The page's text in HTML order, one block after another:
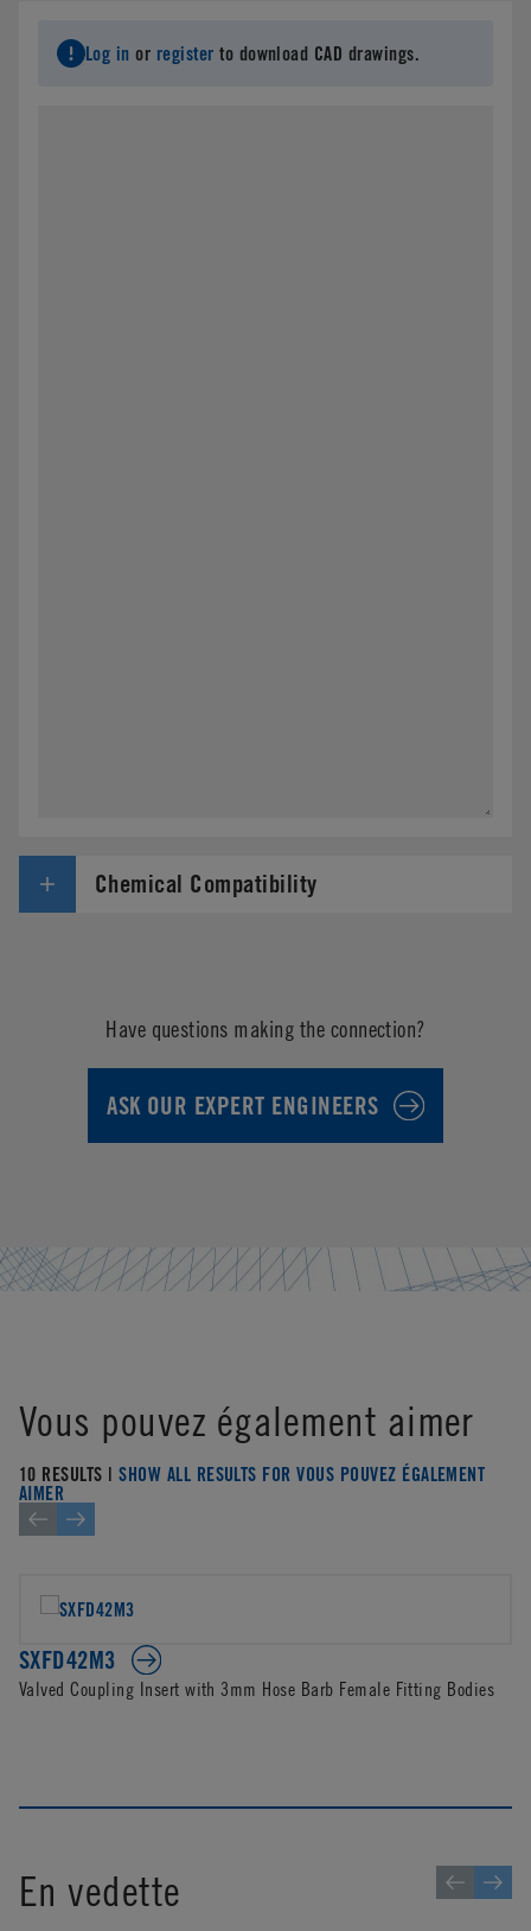
Log in or register to download CAD drawings.
Chemical Compatibility
Have questions making the connection?
ASK OUR EXPERT ENGINEERS
Vous pouvez également aimer
10 RESULTS |SHOW ALL RESULTS FOR VOUS POUVEZ ÉGALEMENT
AIMER
SXFD42M3
Valved Coupling Insert with 3mm Hose Barb Female Fitting Bodies
En vedette